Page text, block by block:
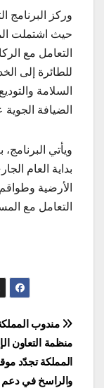
وركز البرنامج
حيث اشتملت
التعامل مع
للطائرة إلى
السلامة
الضيافة
ويأتي
الأرضية
التعامل مع
تصفّح
المقالات
مندوب
منظمة التعاون
المملكة تجدّد
والراسخ في دعم